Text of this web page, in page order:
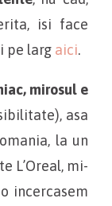
isi face
pe larg aici.
mirosul e
asa
la un
L’Oreal, mi-
incercasem